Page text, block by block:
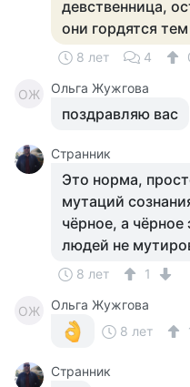
девственница,
они гордятся
8 лет 4
ОЖ Ольга Жужгова
поздравляю вас
Странник
Это норма,
мутаций
чёрное, а
людей не
8 лет 1
ОЖ
Ольга Жужгова
8 лет
Странник